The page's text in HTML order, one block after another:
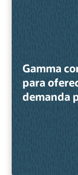
Gamma
para
demanda